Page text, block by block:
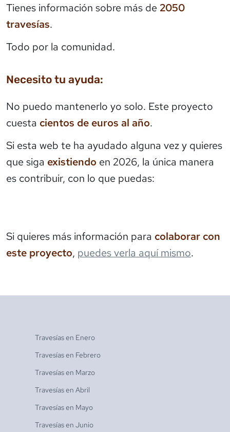
Tienes información sobre más de 2050
travesías.
Todo por la comunidad.
Necesito tu ayuda:
No puedo mantenerlo yo solo. Este proyecto
cuesta cientos de euros al año.
Si esta web te ha ayudado alguna vez y quieres
que siga existiendo en 2026, la única manera
es contribuir, con lo que puedas:
Si quieres más información para colaborar con
este proyecto, puedes verla aquí mismo.
Travesías en Enero
Travesías en Febrero
Travesías en Marzo
Travesías en Abril
Travesías en Mayo
Travesías en Junio